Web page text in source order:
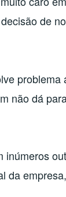
de
não dá
da